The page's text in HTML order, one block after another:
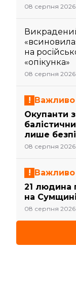
08 серпня
на
«опікунка»
08 серпня
Важливо
Окупанти
лише
08 серпня
Важливо
21 людина
на
08 серпня